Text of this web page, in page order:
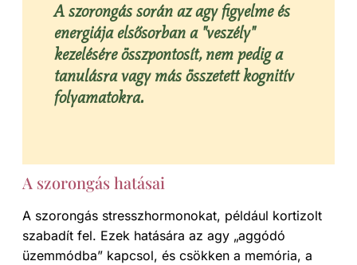
A szorongás során az agy figyelme és
energiája elsősorban a "veszély"
kezelésére összpontosít, nem pedig a
tanulásra vagy más összetett kognitív
folyamatokra.
A szorongás hatásai
A szorongás stresszhormonokat, például kortizolt
szabadít fel. Ezek hatására az agy „aggódó
üzemmódba” kapcsol, és csökken a memória, a